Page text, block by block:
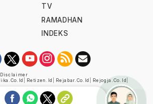
TV
RAMADHAN
INDEKS
Disclaimer
Retizen.id Rejabar.co.id Rejogja.co.id
oleh Dewan Pers